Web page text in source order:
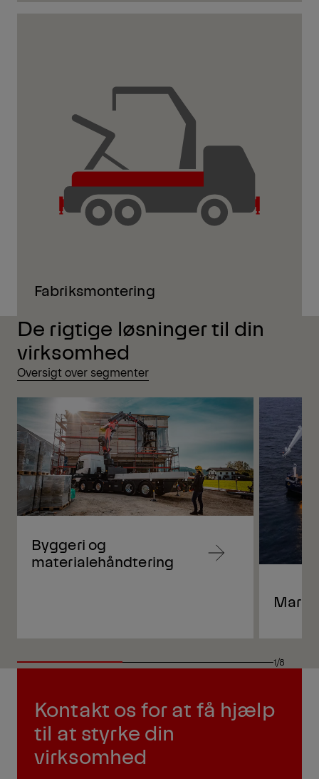
Fabriksmontering
De rigtige løsninger til din
virksomhed
Oversigt over segmenter
Byggeri og
materialehåndtering
Navigate
1/8
Kontakt os for at få hjælp
til at styrke din
virksomhed